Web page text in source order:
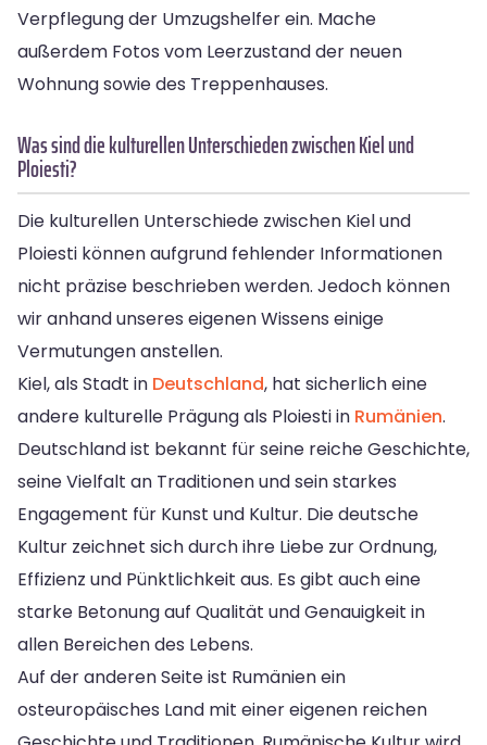
Verpflegung der Umzugshelfer ein. Mache
außerdem Fotos vom Leerzustand der neuen
Wohnung sowie des Treppenhauses.
Was sind die kulturellen Unterschieden zwischen Kiel und
Ploiesti?
Die kulturellen Unterschiede zwischen Kiel und
Ploiesti können aufgrund fehlender Informationen
nicht präzise beschrieben werden. Jedoch können
wir anhand unseres eigenen Wissens einige
Vermutungen anstellen.
Kiel, als Stadt in Deutschland, hat sicherlich eine
andere kulturelle Prägung als Ploiesti in Rumänien.
Deutschland ist bekannt für seine reiche Geschichte,
seine Vielfalt an Traditionen und sein starkes
Engagement für Kunst und Kultur. Die deutsche
Kultur zeichnet sich durch ihre Liebe zur Ordnung,
Effizienz und Pünktlichkeit aus. Es gibt auch eine
starke Betonung auf Qualität und Genauigkeit in
allen Bereichen des Lebens.
Auf der anderen Seite ist Rumänien ein
osteuropäisches Land mit einer eigenen reichen